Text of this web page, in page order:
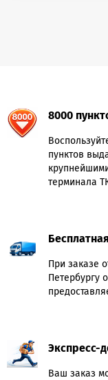
8000
пунктов
терминала
При заказе
Петербургу
Экспресс-
Ваш заказ